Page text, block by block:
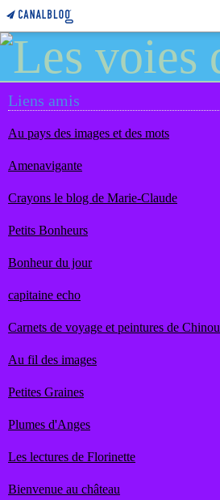
Liens amis
Au pays des images et des mots
Amenavigante
Crayons le blog de Marie-Claude
Petits Bonheurs
Bonheur du jour
capitaine echo
Carnets de voyage et peintures de Chinou
Au fil des images
Petites Graines
Plumes d'Anges
Les lectures de Florinette
Bienvenue au château